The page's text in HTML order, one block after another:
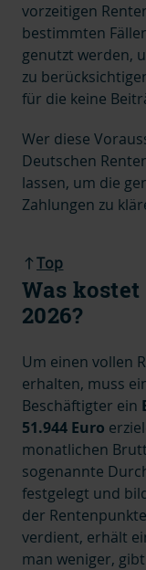
vorzeitigen
bestimmten
genutzt werden,
zu
für die keine
Wer diese
Deutschen
lassen, um die
Zahlungen zu
Top
Was
2026?
Um einen vollen
erhalten, muss
Beschäftigter ein
51.944 Euro
monatlichen
sogenannte
festgelegt und
der
verdient, erhält
man weniger,